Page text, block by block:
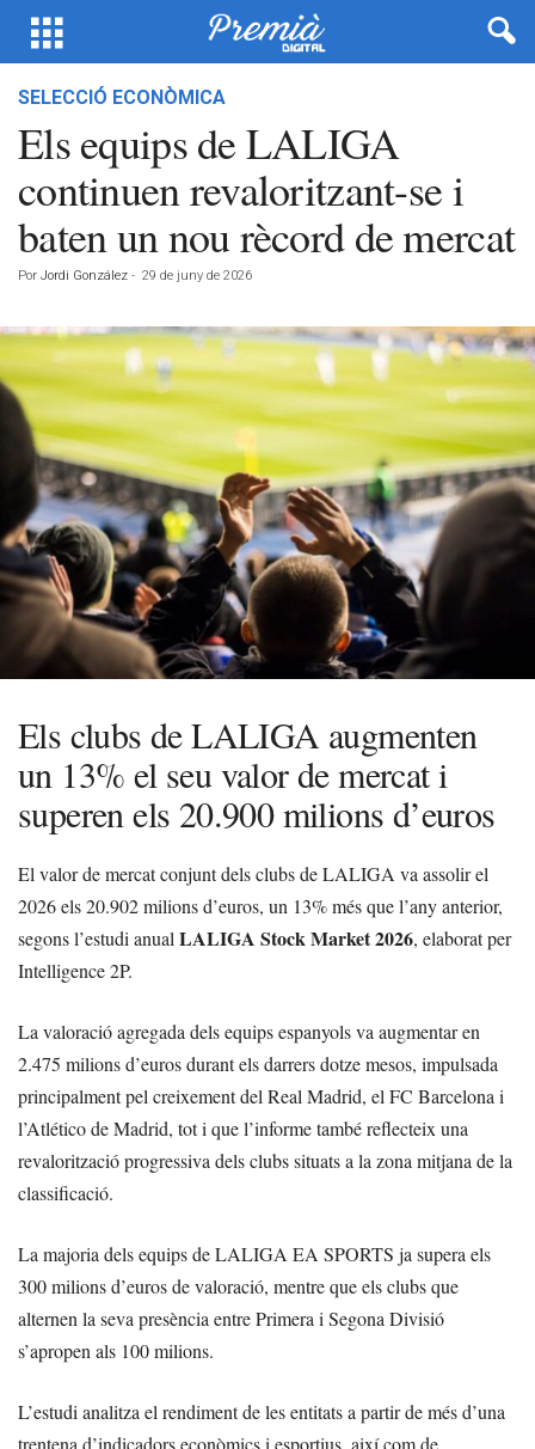
SELECCIÓ ECONÒMICA
Els equips de LALIGA
continuen revaloritzant-se i
baten un nou rècord de mercat
Por Jordi González - 29 de juny de 2026
Els clubs de LALIGA augmenten
un 13% el seu valor de mercat i
superen els 20.900 milions d’euros
El valor de mercat conjunt dels clubs de LALIGA va assolir el
2026 els 20.902 milions d’euros, un 13% més que l’any anterior,
segons l’estudi anualLALIGA Stock Market 2026, elaborat per
Intelligence 2P.
La valoració agregada dels equips espanyols va augmentar en
2.475 milions d’euros durant els darrers dotze mesos, impulsada
principalment pel creixement del Real Madrid, el FC Barcelona i
l’Atlético de Madrid, tot i que l’informe també reflecteix una
revalorització progressiva dels clubs situats a la zona mitjana de la
classificació.
La majoria dels equips de LALIGA EA SPORTS ja supera els
300 milions d’euros de valoració, mentre que els clubs que
alternen la seva presència entre Primera i Segona Divisió
s’apropen als 100 milions.
L’estudi analitza el rendiment de les entitats a partir de més d’una